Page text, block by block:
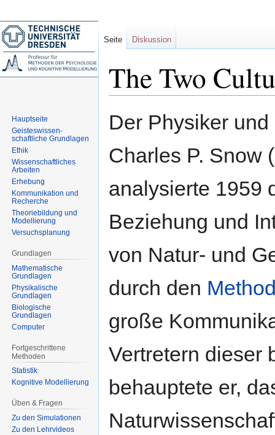
The Two
Navigation
Suche
Der Physiker und
Charles P. Snow
analysierte 1959
Beziehung und
von Natur- und
durch den
große
Vertretern dieser
behauptete er,
Seite Diskussion
Hauptseite
Geisteswissen-
schaftliche Grundlagen
Ethik
Wissenschaftliches
Arbeiten
Erhebung
Kommunikation und
Recherche
Theoriebildung und
Modellierung
Versuchsplanung
Grundlagen
Mathematische
Grundlagen
Physikalische
Grundlagen
Biologische
Grundlagen
Computer
Fortgeschrittene
Methoden
Statistik
Kognitive Modellierung
Üben & Fragen
Zu den Simulationen
Zu den Lehrvideos